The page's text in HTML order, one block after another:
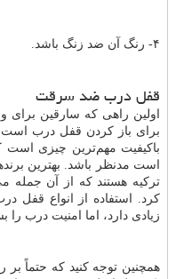
۴- رنگ آن ضد زنگ باشد.
قفل درب ضد سرقت
اولین راهی که سارقین برای
برای باز کردن قفل درب
باکیفیت مهم‌ترین چیزی
است مدنظر باشد. بهترین
ترکیه هستند که از آن جمله
کرد. استفاده از انواع قفل
زیادی دارد، اما امنیت درب را
همچنین توجه کنید که حتماً